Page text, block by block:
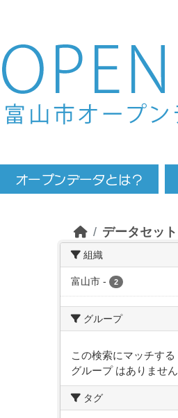
Skip to main content
データセット
組織
富山市 - 2
グループ
この検索にマッチする
グループ はありません
タグ